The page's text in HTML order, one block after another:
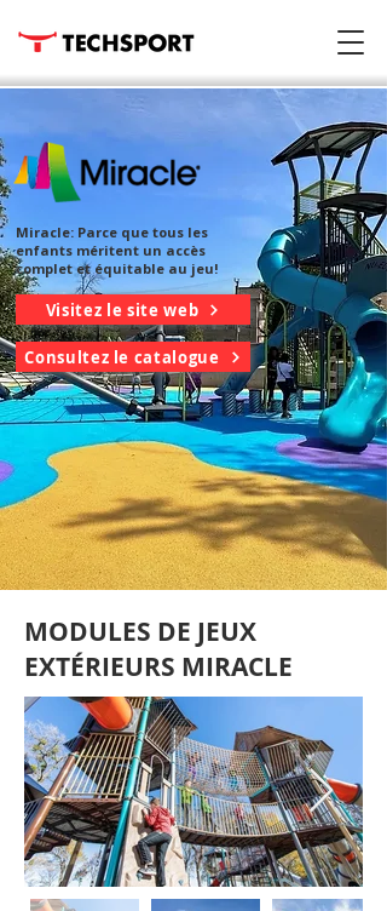
Visitez le site web
Consultez le catalogue
Miracle: Parce que tous les
enfants méritent un accès
complet et équitable au jeu!
MODULES DE JEUX
EXTÉRIEURS MIRACLE